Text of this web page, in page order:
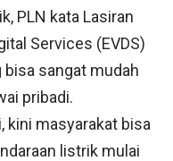
PLN kata Lasiran
Services (EVDS)
bisa sangat mudah
pribadi.
kini masyarakat bisa
listrik mulai